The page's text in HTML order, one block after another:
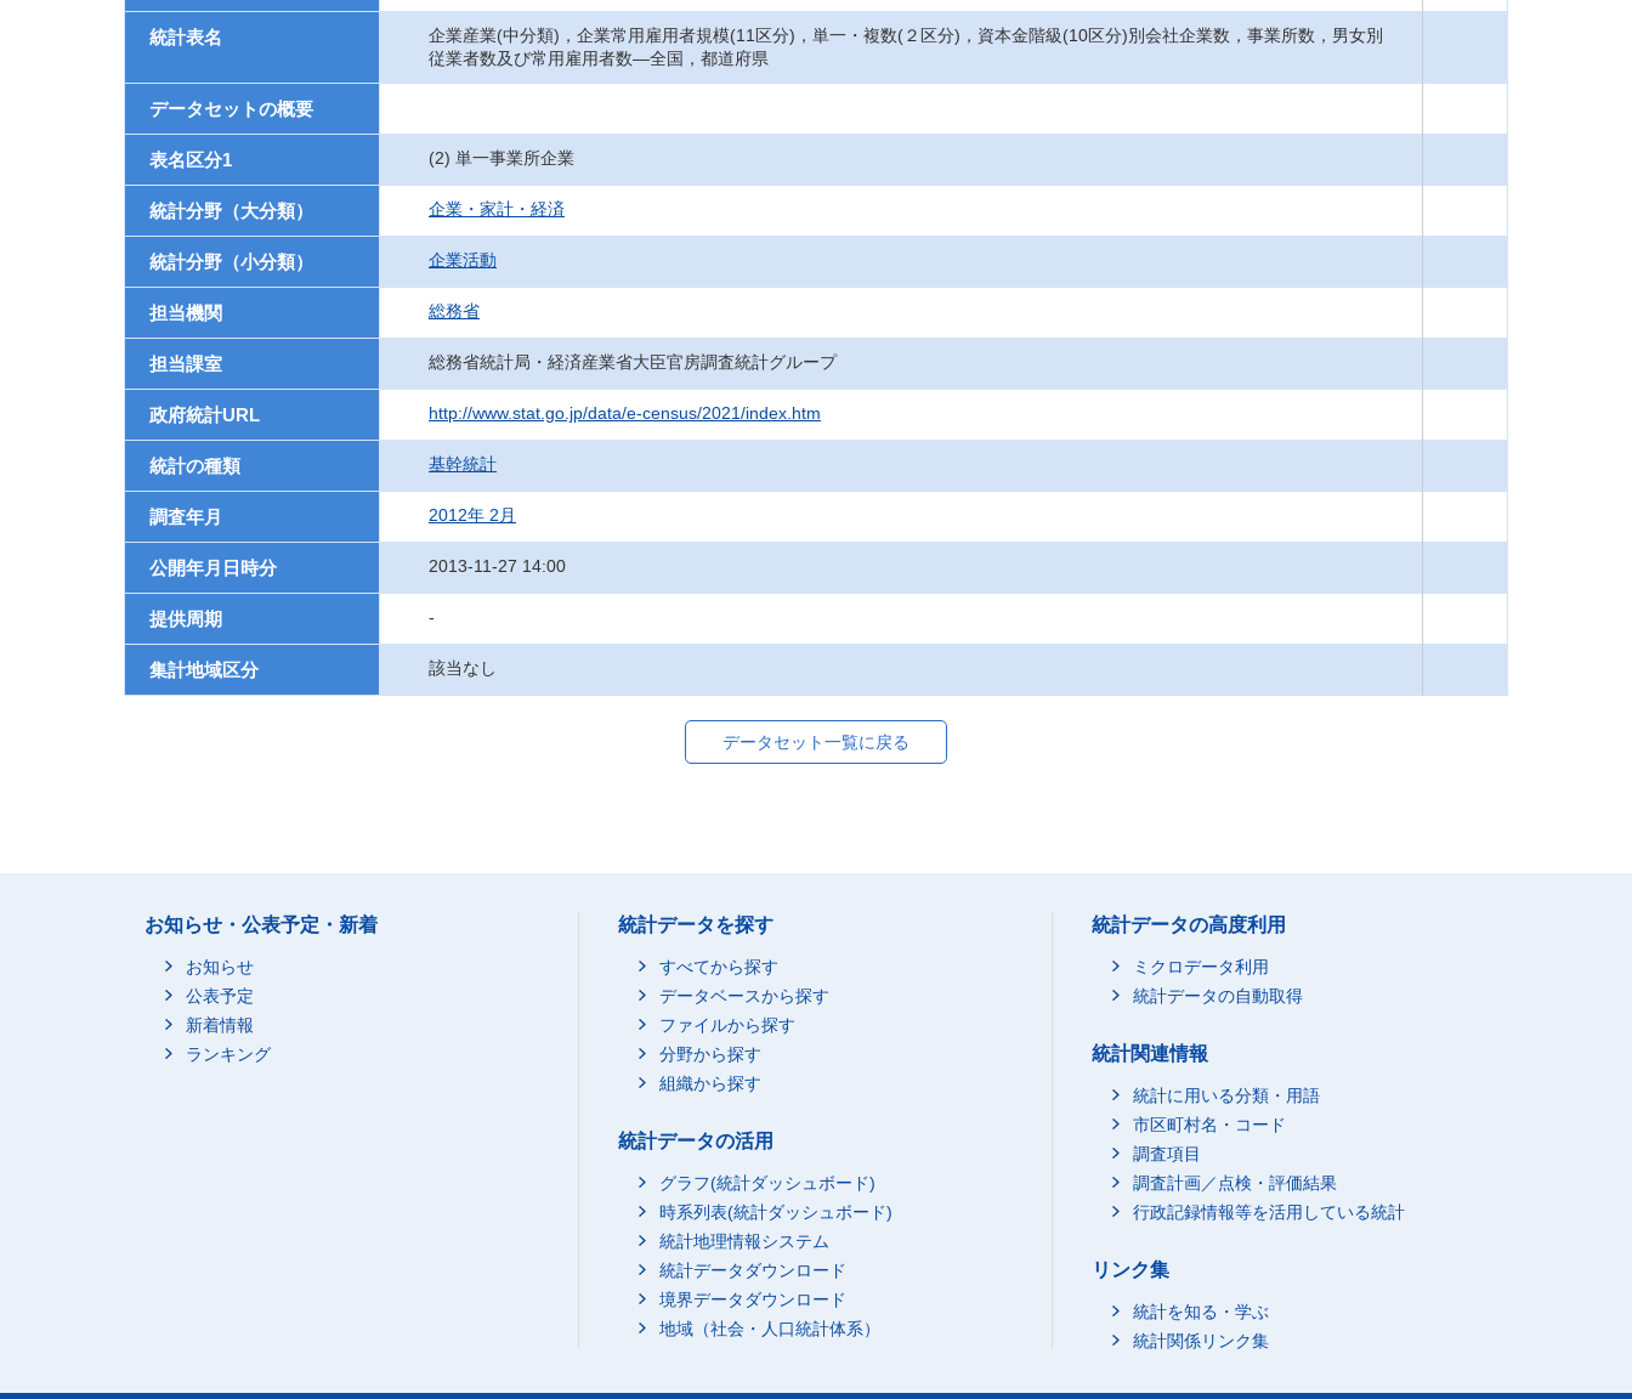
統計表名
企業産業(中分類)，企業常用雇用者規模(11区分)，単一・複数(２区分)，資本金階級(10区分)別会社企業数，事業所数，男女別
従業者数及び常用雇用者数―全国，都道府県
データセットの概要
表名区分1 (2) 単一事業所企業
統計分野（大分類） 企業・家計・経済
統計分野（小分類） 企業活動
担当機関 総務省
担当課室 総務省統計局・経済産業省大臣官房調査統計グループ
政府統計URL http://www.stat.go.jp/data/e-census/2021/index.htm
統計の種類 基幹統計
調査年月 2012年 2月
公開年月日時分 2013-11-27 14:00
提供周期 -
集計地域区分 該当なし
データセット一覧に戻る
お知らせ・公表予定・新着
お知らせ
公表予定
新着情報
ランキング
統計データを探す
すべてから探す
データベースから探す
ファイルから探す
分野から探す
組織から探す
統計データの活用
グラフ(統計ダッシュボード)
時系列表(統計ダッシュボード)
統計地理情報システム
統計データダウンロード
境界データダウンロード
地域（社会・人口統計体系）
統計データの高度利用
ミクロデータ利用
統計データの自動取得
統計関連情報
統計に用いる分類・用語
市区町村名・コード
調査項目
調査計画／点検・評価結果
行政記録情報等を活用している統計
リンク集
統計を知る・学ぶ
統計関係リンク集